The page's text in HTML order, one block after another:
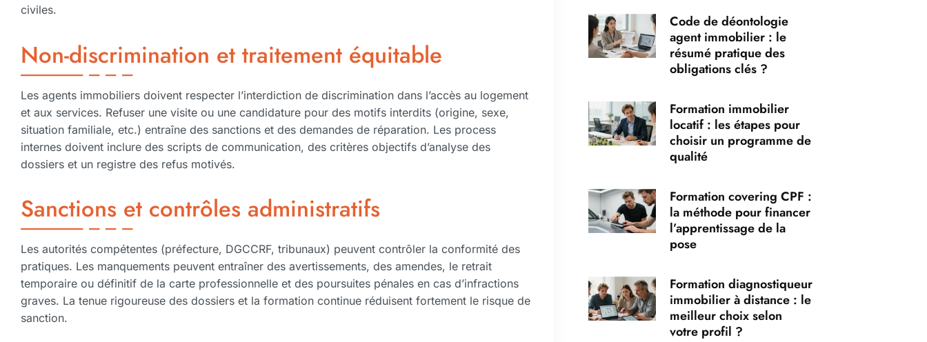
civiles.
Non-discrimination et traitement équitable
Les agents immobiliers doivent respecter l’interdiction de discrimination dans l’accès au logement
et aux services. Refuser une visite ou une candidature pour des motifs interdits (origine, sexe,
situation familiale, etc.) entraîne des sanctions et des demandes de réparation. Les process
internes doivent inclure des scripts de communication, des critères objectifs d’analyse des
dossiers et un registre des refus motivés.
Sanctions et contrôles administratifs
Les autorités compétentes (préfecture, DGCCRF, tribunaux) peuvent contrôler la conformité des
pratiques. Les manquements peuvent entraîner des avertissements, des amendes, le retrait
temporaire ou définitif de la carte professionnelle et des poursuites pénales en cas d’infractions
graves. La tenue rigoureuse des dossiers et la formation continue réduisent fortement le risque de
sanction.
Code de déontologie
agent immobilier : le
résumé pratique des
obligations clés ?
Formation immobilier
locatif : les étapes pour
choisir un programme de
qualité
Formation covering CPF :
la méthode pour financer
l’apprentissage de la
pose
Formation diagnostiqueur
immobilier à distance : le
meilleur choix selon
votre profil ?